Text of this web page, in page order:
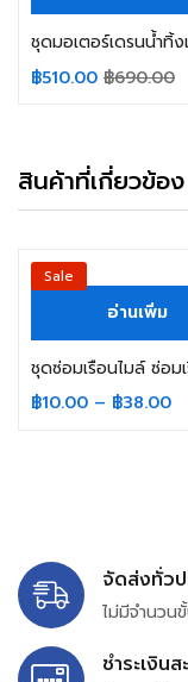
฿510.00 ฿690.00
สินค้าที่เกี่ยวข้อง
Sale
อ่านเพิ่ม
฿10.00 – ฿38.00
จัดส่งทั่วป
ไม่มีจำนวน
ชำระเงิน